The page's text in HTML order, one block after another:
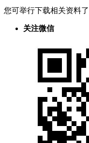
您可举行下载相关资料了
关注微信